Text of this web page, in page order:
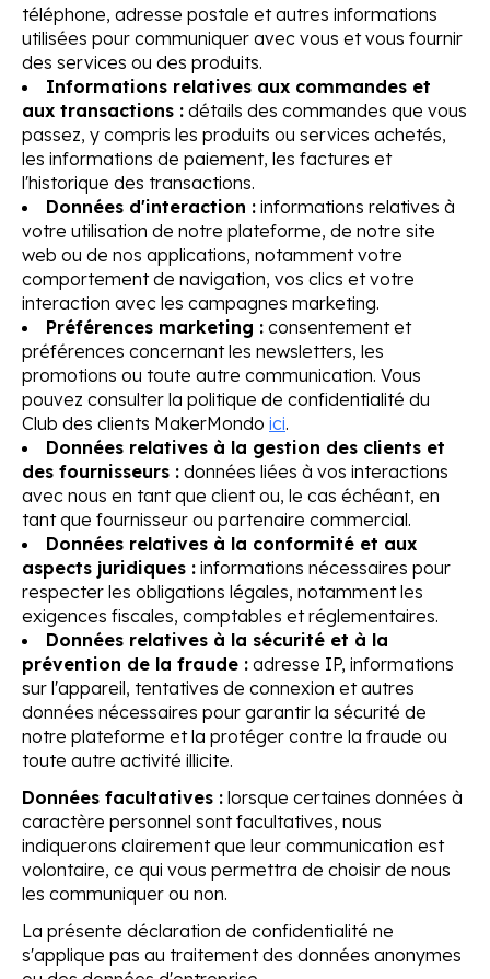
téléphone, adresse postale et autres informations
utilisées pour communiquer avec vous et vous fournir
des services ou des produits.
Informations relatives aux commandes et
aux transactions : détails des commandes que vous
passez, y compris les produits ou services achetés,
les informations de paiement, les factures et
l'historique des transactions.
Données d'interaction : informations relatives à
votre utilisation de notre plateforme, de notre site
web ou de nos applications, notamment votre
comportement de navigation, vos clics et votre
interaction avec les campagnes marketing.
Préférences marketing : consentement et
préférences concernant les newsletters, les
promotions ou toute autre communication. Vous
pouvez consulter la politique de confidentialité du
Club des clients MakerMondo ici.
Données relatives à la gestion des clients et
des fournisseurs : données liées à vos interactions
avec nous en tant que client ou, le cas échéant, en
tant que fournisseur ou partenaire commercial.
Données relatives à la conformité et aux
aspects juridiques : informations nécessaires pour
respecter les obligations légales, notamment les
exigences fiscales, comptables et réglementaires.
Données relatives à la sécurité et à la
prévention de la fraude : adresse IP, informations
sur l'appareil, tentatives de connexion et autres
données nécessaires pour garantir la sécurité de
notre plateforme et la protéger contre la fraude ou
toute autre activité illicite.
Données facultatives : lorsque certaines données à
caractère personnel sont facultatives, nous
indiquerons clairement que leur communication est
volontaire, ce qui vous permettra de choisir de nous
les communiquer ou non.
La présente déclaration de confidentialité ne
s'applique pas au traitement des données anonymes